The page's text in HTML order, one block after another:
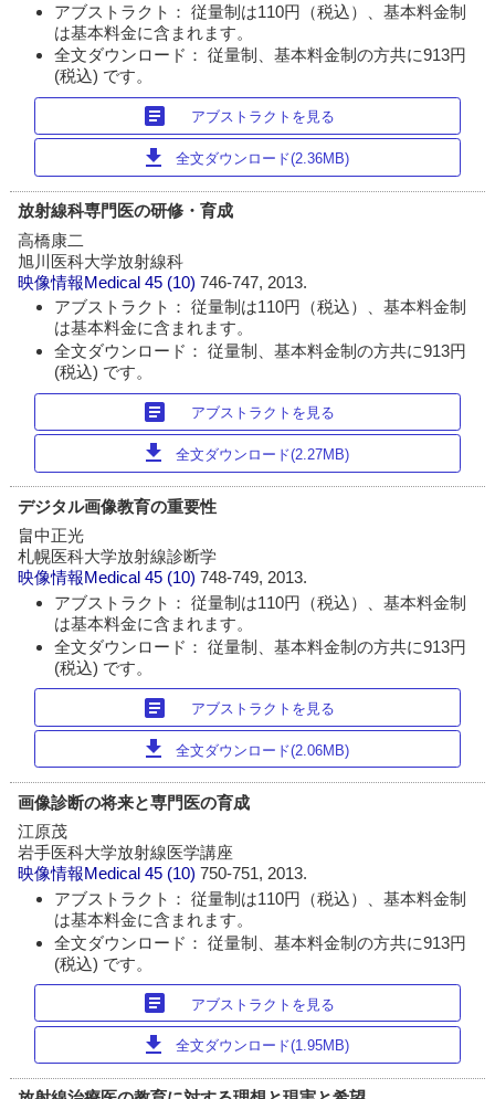
アブストラクト： 従量制は110円（税込）、基本料金制
は基本料金に含まれます。
全文ダウンロード： 従量制、基本料金制の方共に913円
(税込) です。
article アブストラクトを見る
download 全文ダウンロード(2.36MB)
放射線科専門医の研修・育成
高橋康二
旭川医科大学放射線科
映像情報Medical 45 (10)746-747, 2013.
アブストラクト： 従量制は110円（税込）、基本料金制
は基本料金に含まれます。
全文ダウンロード： 従量制、基本料金制の方共に913円
(税込) です。
article アブストラクトを見る
download 全文ダウンロード(2.27MB)
デジタル画像教育の重要性
畠中正光
札幌医科大学放射線診断学
映像情報Medical 45 (10)748-749, 2013.
アブストラクト： 従量制は110円（税込）、基本料金制
は基本料金に含まれます。
全文ダウンロード： 従量制、基本料金制の方共に913円
(税込) です。
article アブストラクトを見る
download 全文ダウンロード(2.06MB)
画像診断の将来と専門医の育成
江原茂
岩手医科大学放射線医学講座
映像情報Medical 45 (10)750-751, 2013.
アブストラクト： 従量制は110円（税込）、基本料金制
は基本料金に含まれます。
全文ダウンロード： 従量制、基本料金制の方共に913円
(税込) です。
article アブストラクトを見る
download 全文ダウンロード(1.95MB)